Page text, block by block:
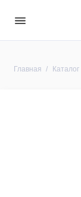
Главная Каталог